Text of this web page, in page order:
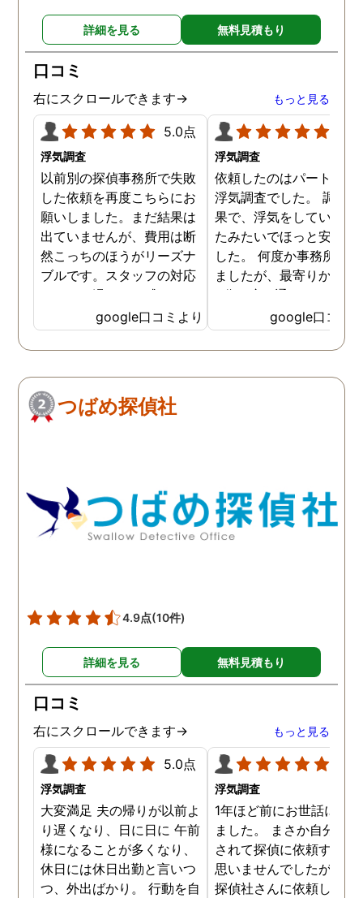
詳細を見る 無料見積もり
口コミ
右にスクロールできます→ もっと見る
5.0点
浮気調査
以前別の探偵事務所で失敗
した依頼を再度こちらにお
願いしました。まだ結果は
出ていませんが、費用は断
然こっちのほうがリーズナ
ブルです。スタッフの対応
なんかも温かみを感じま
す。はじめからこちらにす
ればよかったです😢 …
google口コミより
浮気調査
依頼したのはパートナー
浮気調査でした。 調査
果で、浮気をしていなか
たみたいでほっと安心し
した。 何度か事務所に
ましたが、最寄りから徒
3分程度で通いやすかっ
google口コミ
つばめ探偵社
4.9点(10件)
詳細を見る 無料見積もり
口コミ
右にスクロールできます→ もっと見る
5.0点
浮気調査
大変満足 夫の帰りが以前よ
り遅くなり、日に日に 午前
様になることが多くなり、
休日には休日出勤と言いつ
つ、外出ばかり。 行動を自
浮気調査
1年ほど前にお世話になり
ました。 まさか自分が
されて探偵に依頼すると
思いませんでしたが つ
探偵社さんに依頼して本